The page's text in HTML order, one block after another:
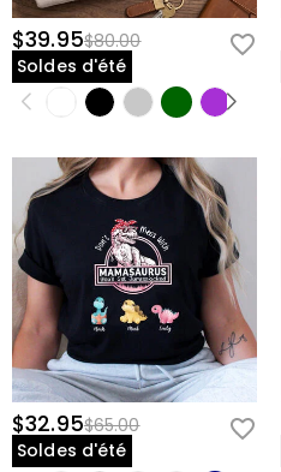
$39.95$80.00
Soldes d'été
$32.95$65.00
Soldes d'été